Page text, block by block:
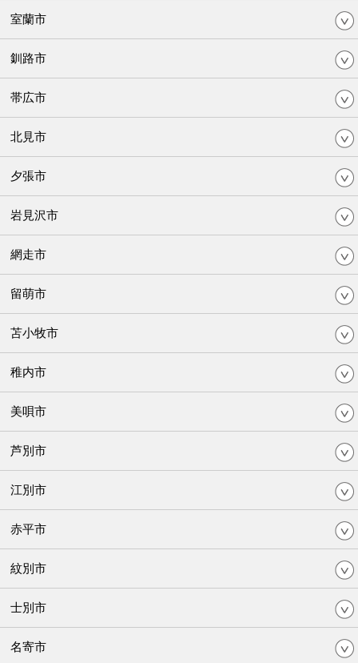
室蘭市
釧路市
帯広市
北見市
夕張市
岩見沢市
網走市
留萌市
苫小牧市
稚内市
美唄市
芦別市
江別市
赤平市
紋別市
士別市
名寄市